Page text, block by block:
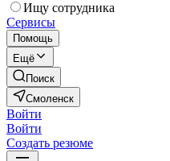
Ищу сотрудника
Сервисы
Помощь
Ещё
Поиск
Смоленск
Войти
Войти
Создать резюме